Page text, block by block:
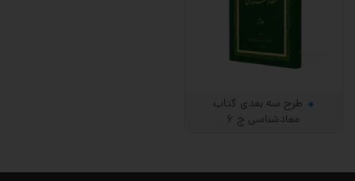
طرح سه بعدی کتاب
معادشناسی ج 6